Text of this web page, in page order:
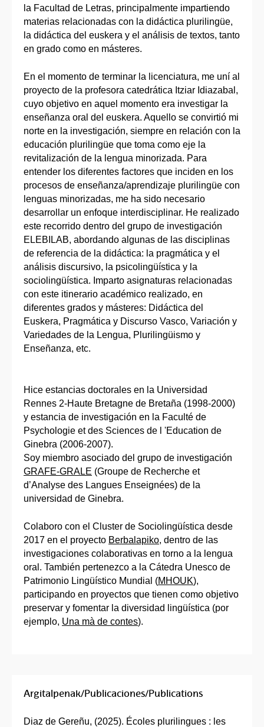
la Facultad de Letras, principalmente impartiendo
materias relacionadas con la didáctica plurilingüe,
la didáctica del euskera y el análisis de textos, tanto
en grado como en másteres.
En el momento de terminar la licenciatura, me uní al
proyecto de la profesora catedrática Itziar Idiazabal,
cuyo objetivo en aquel momento era investigar la
enseñanza oral del euskera. Aquello se convirtió mi
norte en la investigación, siempre en relación con la
educación plurilingüe que toma como eje la
revitalización de la lengua minorizada. Para
entender los diferentes factores que inciden en los
procesos de enseñanza/aprendizaje plurilingüe con
lenguas minorizadas, me ha sido necesario
desarrollar un enfoque interdisciplinar. He realizado
este recorrido dentro del grupo de investigación
ELEBILAB, abordando algunas de las disciplinas
de referencia de la didáctica: la pragmática y el
análisis discursivo, la psicolingüística y la
sociolingüística. Imparto asignaturas relacionadas
con este itinerario académico realizado, en
diferentes grados y másteres: Didáctica del
Euskera, Pragmática y Discurso Vasco, Variación y
Variedades de la Lengua, Plurilingüismo y
Enseñanza, etc.
Hice estancias doctorales en la Universidad
Rennes 2-Haute Bretagne de Bretaña (1998-2000)
y estancia de investigación en la Faculté de
Psychologie et des Sciences de l 'Education de
Ginebra (2006-2007).
Soy miembro asociado del grupo de investigación
GRAFE-GRALE (Groupe de Recherche et
d’Analyse des Langues Enseignées) de la
universidad de Ginebra.
Colaboro con el Cluster de Sociolingüística desde
2017 en el proyecto Berbalapiko, dentro de las
investigaciones colaborativas en torno a la lengua
oral. También pertenezco a la Cátedra Unesco de
Patrimonio Lingüístico Mundial (MHOUK),
participando en proyectos que tienen como objetivo
preservar y fomentar la diversidad lingüística (por
ejemplo, Una mà de contes).
Argitalpenak/Publicaciones/Publications
Diaz de Gereñu, (2025). Écoles plurilingues : les